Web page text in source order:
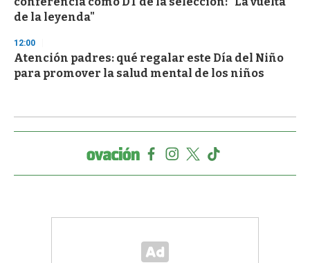
de la leyenda"
12:00
Atención padres: qué regalar este Día del Niño
para promover la salud mental de los niños